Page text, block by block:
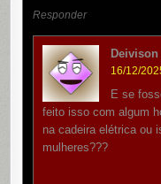
Responder
16/12/
E se
feito isso com algum
na cadeira elétrica ou
mulheres???